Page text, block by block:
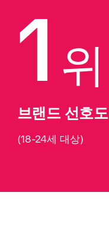
1 위
브랜드 선호도
(18-24세 대상)